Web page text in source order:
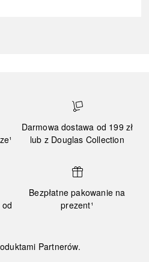
Darmowa dostawa od 199 zł
lub z Douglas Collection
Bezpłatne pakowanie na
prezent¹
Partnerów.